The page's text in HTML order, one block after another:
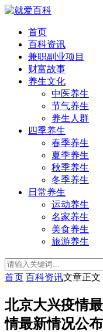
首页
百科资讯
兼职副业项目
财富故事
养生文化
中医养生
节气养生
养生人群
四季养生
春季养生
夏季养生
秋季养生
冬季养生
日常养生
运动养生
名家养生
美食养生
旅游养生
首页 百科资讯文章正文
北京大兴疫情
情最新情况公